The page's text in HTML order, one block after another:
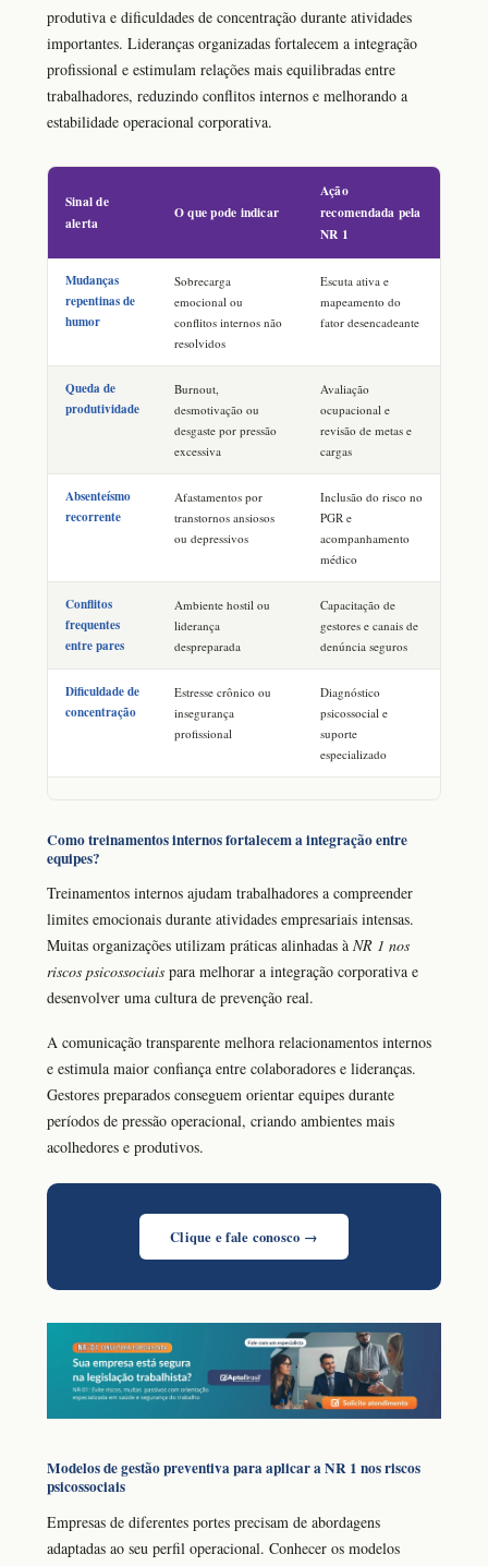
produtiva e dificuldades de concentração durante atividades
importantes. Lideranças organizadas fortalecem a integração
profissional e estimulam relações mais equilibradas entre
trabalhadores, reduzindo conflitos internos e melhorando a
estabilidade operacional corporativa.
Sinal de
alerta
O que pode indicar
Ação
recomendada pela
NR 1
Mudanças
repentinas de
humor
Sobrecarga
emocional ou
conflitos internos não
resolvidos
Escuta ativa e
mapeamento do
fator desencadeante
Queda de
produtividade
Burnout,
desmotivação ou
desgaste por pressão
excessiva
Avaliação
ocupacional e
revisão de metas e
cargas
Absenteísmo
recorrente
Afastamentos por
transtornos ansiosos
ou depressivos
Inclusão do risco no
PGR e
acompanhamento
médico
Conflitos
frequentes
entre pares
Ambiente hostil ou
liderança
despreparada
Capacitação de
gestores e canais de
denúncia seguros
Dificuldade de
concentração
Estresse crônico ou
insegurança
profissional
Diagnóstico
psicossocial e
suporte
especializado
Como treinamentos internos fortalecem a integração entre
equipes?
Treinamentos internos ajudam trabalhadores a compreender
limites emocionais durante atividades empresariais intensas.
Muitas organizações utilizam práticas alinhadas à NR 1 nos
riscos psicossociais para melhorar a integração corporativa e
desenvolver uma cultura de prevenção real.
A comunicação transparente melhora relacionamentos internos
e estimula maior confiança entre colaboradores e lideranças.
Gestores preparados conseguem orientar equipes durante
períodos de pressão operacional, criando ambientes mais
acolhedores e produtivos.
Clique e fale conosco →
Modelos de gestão preventiva para aplicar a NR 1 nos riscos
psicossociais
Empresas de diferentes portes precisam de abordagens
adaptadas ao seu perfil operacional. Conhecer os modelos